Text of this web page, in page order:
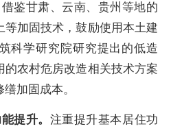
借鉴甘肃、云南、贵州等地的
加固技术，鼓励使用本土建
科学研究院研究提出的低造
农村危房改造相关技术方案
加固成本。
提升。 注重提升基本居住功